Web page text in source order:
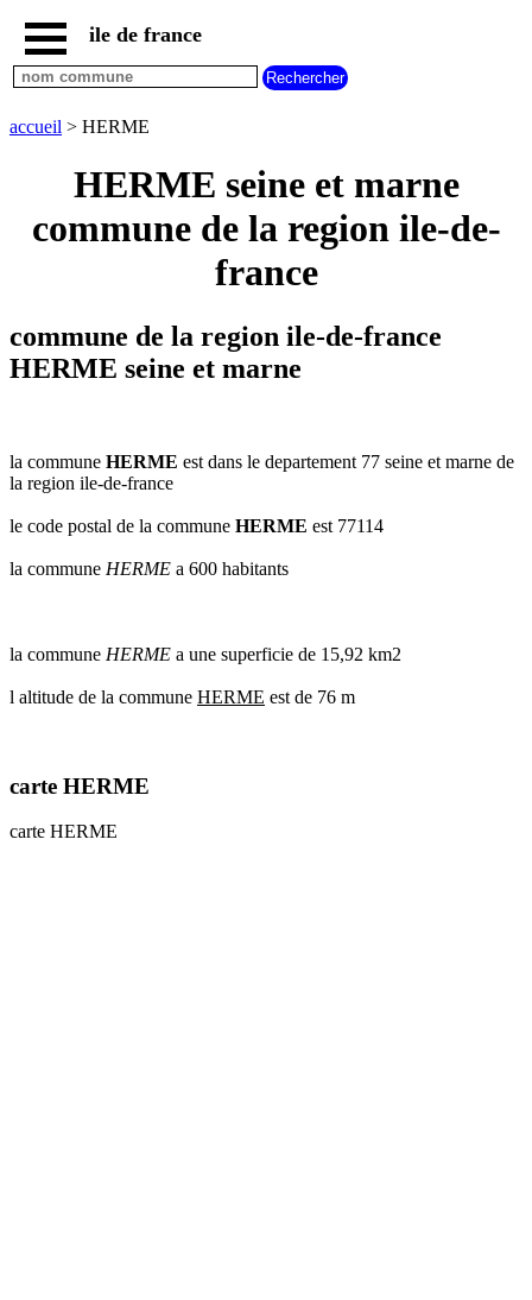
accueil
paris
communes
communes
seine
marne
communes
communes
val
oise
val
communes
radar
ile de france
accueil > HERME
HERME seine et marne
commune de la region ile-de-
france
commune de la region ile-de-france
HERME seine et marne
la commune HERME est dans le departement 77 seine et marne de
la region ile-de-france
le code postal de la commune HERME est 77114
la commune HERME a 600 habitants
la commune HERME a une superficie de 15,92 km2
l altitude de la commune HERME est de 76 m
carte HERME
carte HERME